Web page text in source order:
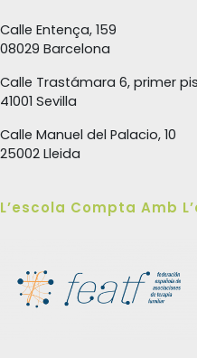
Calle Entença, 159
08029 Barcelona
Calle Trastámara 6, primer
41001 Sevilla
Calle Manuel del Palacio, 10
25002 Lleida
L’escola Compta Amb